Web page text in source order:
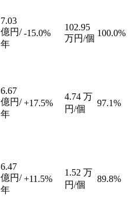
7.03
億円/
年
-15.0%
102.95
万円/個
100.0%
6.67
億円/
年
+17.5%
4.74 万
円/個
97.1%
6.47
億円/
年
+11.5%
1.52 万
円/個
89.8%